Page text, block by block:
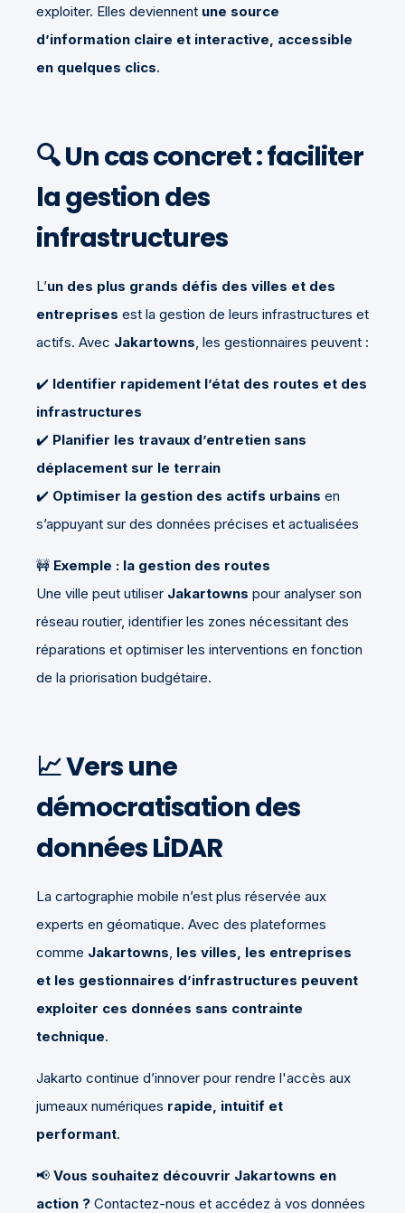
exploiter. Elles deviennent une source
d’information claire et interactive, accessible
en quelques clics.
🔍Un cas concret : faciliter
la gestion des
infrastructures
L’un des plus grands défis des villes et des
entreprises est la gestion de leurs infrastructures et
actifs. Avec Jakartowns , les gestionnaires peuvent :
✔️ Identifier rapidement l’état des routes et des
infrastructures
✔️ Planifier les travaux d’entretien sans
déplacement sur le terrain
✔️ Optimiser la gestion des actifs urbains en
s’appuyant sur des données précises et actualisées
🚧 Exemple : la gestion des routes
Une ville peut utiliser Jakartowns pour analyser son
réseau routier, identifier les zones nécessitant des
réparations et optimiser les interventions en fonction
de la priorisation budgétaire.
📈Vers une
démocratisation des
données LiDAR
La cartographie mobile n’est plus réservée aux
experts en géomatique. Avec des plateformes
comme Jakartowns les villes, les entreprises
et les gestionnaires d’infrastructures peuvent
exploiter ces données sans contrainte
technique.
Jakarto continue d’innover pour rendre l'accès aux
jumeaux numériques rapide, intuitif et
performant.
📢 Vous souhaitez découvrir Jakartowns en
action ? Contactez-nous et accédez à vos données